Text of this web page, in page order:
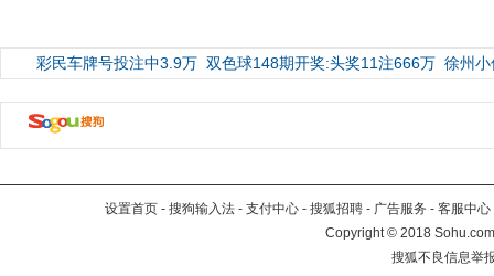
彩民车牌号投注中3.9万 双色球148期开奖:头奖11注666万 徐州
设置首页 - 搜狗输入法 - 支付中心 - 搜狐招聘 - 广告服务 - 客服中心
Copyright©2018
搜狐不良信息举